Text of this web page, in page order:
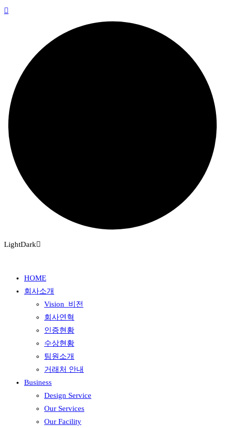
LightDark
HOME
회사소개
Vision_비전
회사연혁
인증현황
수상현황
팀원소개
거래처 안내
Business
Design Service
Our Services
Our Facility